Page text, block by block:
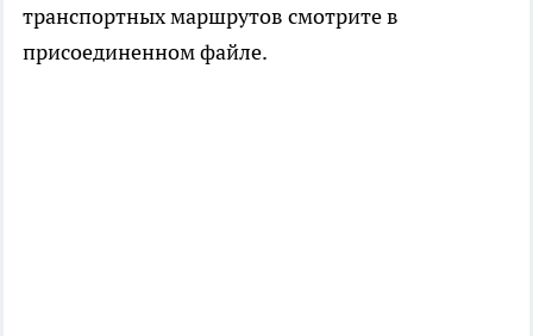
транспортных маршрутов смотрите в
присоединенном файле.